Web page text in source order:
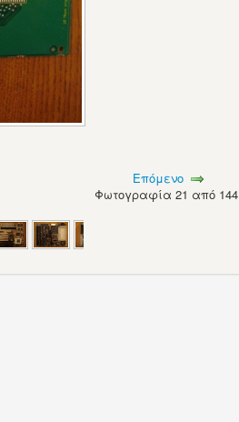
Επόμενο
Φωτογραφία 21 από 144